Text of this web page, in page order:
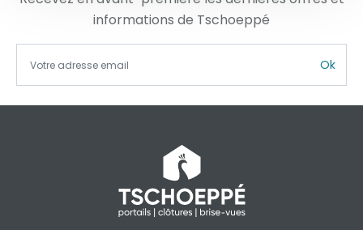
informations de Tschoeppé
Ok